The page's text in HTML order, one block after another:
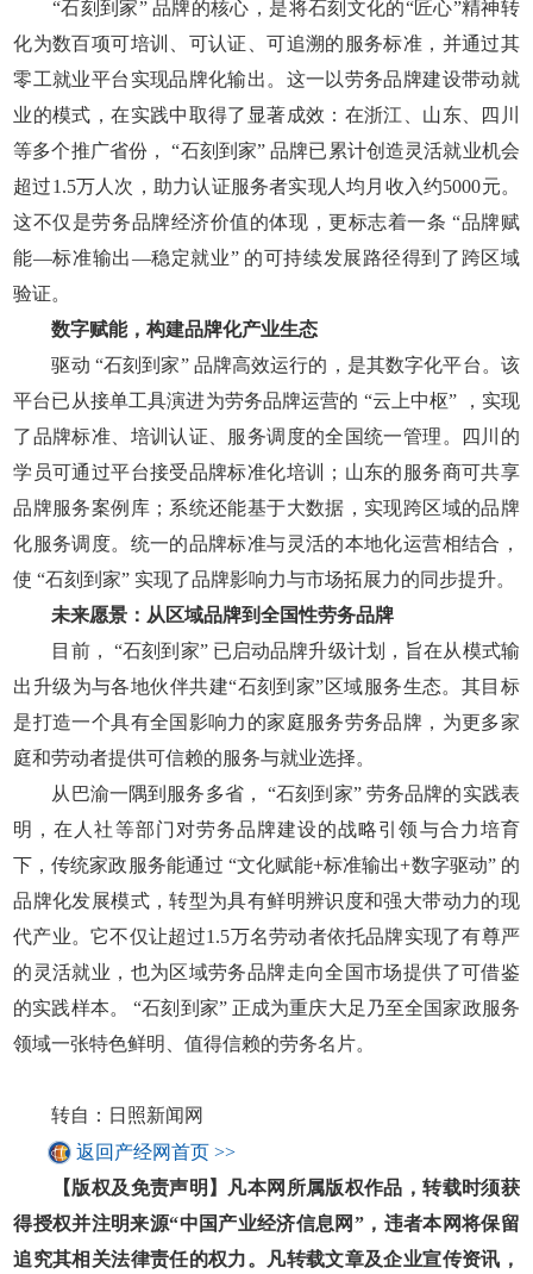
“石刻到家” 品牌的核心，是将石刻文化的“匠心”精神转
化为数百项可培训、可认证、可追溯的服务标准，并通过其
零工就业平台实现品牌化输出。这一以劳务品牌建设带动就
业的模式，在实践中取得了显著成效：在浙江、山东、四川
等多个推广省份， “石刻到家” 品牌已累计创造灵活就业机会
超过1.5万人次，助力认证服务者实现人均月收入约5000元。
这不仅是劳务品牌经济价值的体现，更标志着一条 “品牌赋
能—标准输出—稳定就业” 的可持续发展路径得到了跨区域
验证。
数字赋能，构建品牌化产业生态
驱动 “石刻到家” 品牌高效运行的，是其数字化平台。该
平台已从接单工具演进为劳务品牌运营的 “云上中枢” ，实现
了品牌标准、培训认证、服务调度的全国统一管理。四川的
学员可通过平台接受品牌标准化培训；山东的服务商可共享
品牌服务案例库；系统还能基于大数据，实现跨区域的品牌
化服务调度。统一的品牌标准与灵活的本地化运营相结合，
使 “石刻到家” 实现了品牌影响力与市场拓展力的同步提升。
未来愿景：从区域品牌到全国性劳务品牌
目前， “石刻到家” 已启动品牌升级计划，旨在从模式输
出升级为与各地伙伴共建“石刻到家”区域服务生态。其目标
是打造一个具有全国影响力的家庭服务劳务品牌，为更多家
庭和劳动者提供可信赖的服务与就业选择。
从巴渝一隅到服务多省， “石刻到家” 劳务品牌的实践表
明，在人社等部门对劳务品牌建设的战略引领与合力培育
下，传统家政服务能通过 “文化赋能+标准输出+数字驱动” 的
品牌化发展模式，转型为具有鲜明辨识度和强大带动力的现
代产业。它不仅让超过1.5万名劳动者依托品牌实现了有尊严
的灵活就业，也为区域劳务品牌走向全国市场提供了可借鉴
的实践样本。 “石刻到家” 正成为重庆大足乃至全国家政服务
领域一张特色鲜明、值得信赖的劳务名片。
转自：日照新闻网
返回产经网首页 >>
【版权及免责声明】凡本网所属版权作品，转载时须获
得授权并注明来源“中国产业经济信息网”，违者本网将保留
追究其相关法律责任的权力。凡转载文章及企业宣传资讯，